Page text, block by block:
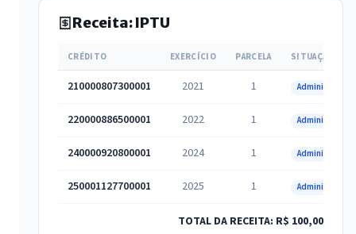
Receita: IPTU
CRÉDITO EXERCÍCIO PARCELA SITUAÇÃO
210000807300001 2021 1 Administrativa
220000886500001 2022 1 Administrativa
240000920800001 2024 1 Administrativa
250001127700001 2025 1 Administrativa
TOTAL DA RECEITA: R$ 100,00